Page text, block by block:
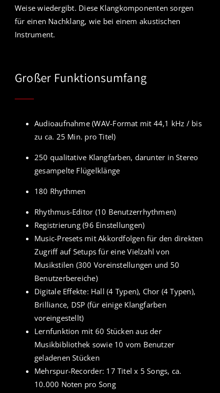
Weise wiedergibt. Diese Klangkomponenten sorgen
für einen Nachklang, wie bei einem akustischen
Instrument.
Großer Funktionsumfang
Audioaufnahme (WAV-Format mit 44,1 kHz / bis
zu ca. 25 Min. pro Titel)
250 qualitative Klangfarben, darunter in Stereo
gesampelte Flügelklänge
180 Rhythmen
Rhythmus-Editor (10 Benutzerrhythmen)
Registrierung (96 Einstellungen)
Music-Presets mit Akkordfolgen für den direkten
Zugriff auf Setups für eine Vielzahl von
Musikstilen (300 Voreinstellungen und 50
Benutzerbereiche)
Digitale Effekte: Hall (4 Typen), Chor (4 Typen),
Brilliance, DSP (für einige Klangfarben
voreingestellt)
Lernfunktion mit 60 Stücken aus der
Musikbibliothek sowie 10 vom Benutzer
geladenen Stücken
Mehrspur-Recorder: 17 Titel x 5 Songs, ca.
10.000 Noten pro Song